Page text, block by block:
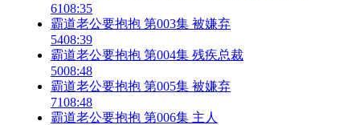
6108:35
霸道老公要抱抱 第003集 被嫌弃
5408:39
霸道老公要抱抱 第004集 残疾总裁
5008:48
霸道老公要抱抱 第005集 被嫌弃
7108:48
霸道老公要抱抱 第006集 主人